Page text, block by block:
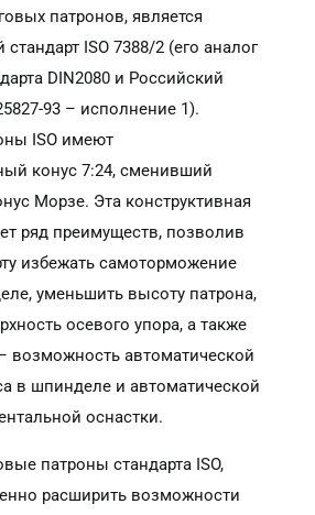
патронов, является
ISO 7388/2 (его аналог
DIN2080 и Российский
93 – исполнение 1).
ISO имеют
конус 7:24, сменивший
Морзе. Эта конструктивная
ряд преимуществ, позволив
избежать самоторможение
уменьшить высоту патрона,
осевого упора, а также
возможность автоматической
в шпинделе и автоматической
оснастки.
патроны стандарта ISO,
расширить возможности